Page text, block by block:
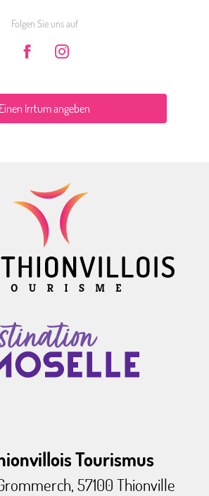
Folgen Sie uns auf
Einen Irrtum angeben
Tourismus
57100 Thionville